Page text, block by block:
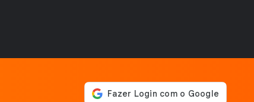
Abel precisa de reforços
TERRABOLISTAS
Neymar salvou o Santos! A